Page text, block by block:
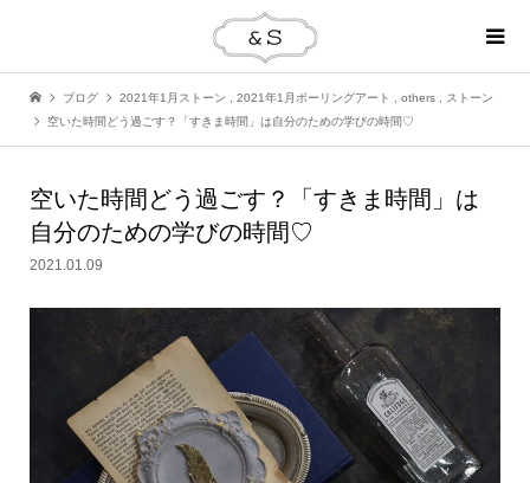
ブログ 2021年1月ストーン 2021年1月ポーリングアート others
ストーン
空いた時間どう過ごす？「すきま時間」は自分のための学びの時間♡
空いた時間どう過ごす？「すきま時間」は
自分のための学びの時間♡
2021.01.09